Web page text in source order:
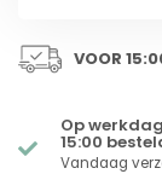
VOOR
Op
15:00
Vandaag